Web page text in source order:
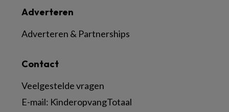
Contact
Veelgestelde vragen
E-mail: KinderopvangTotaal
Adverteren
Adverteren & Partnerships